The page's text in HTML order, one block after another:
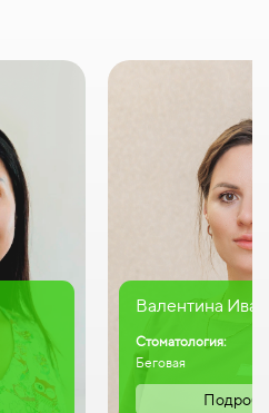
Валентина
Стоматология:
Беговая